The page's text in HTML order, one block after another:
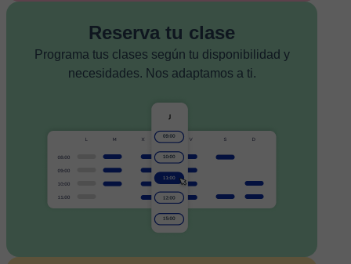
Reserva tu clase
Programa tus clases según tu disponibilidad y
necesidades. Nos adaptamos a ti.